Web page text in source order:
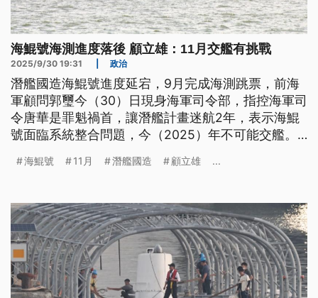
海鯤號海測進度落後 顧立雄：11月交艦有挑戰
2025/9/30 19:31 政治
潛艦國造海鯤號進度延宕，9月完成海測跳票，前海
軍顧問郭璽今（30）日現身海軍司令部，指控海軍司
令唐華是罪魁禍首，讓潛艦計畫迷航2年，表示海鯤
號面臨系統整合問題，今（2025）年不可能交艦。
交艦有挑戰性。
海鯤號 11月 潛艦國造 顧立雄 ...